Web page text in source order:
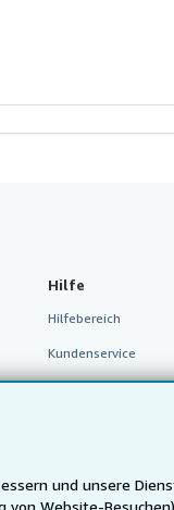
und unsere
Website-
Hilfe
Hilfebereich
Kundenservice